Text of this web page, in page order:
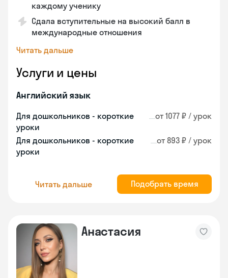
каждому ученику
Сдала вступительные на высокий балл в
международные отношения
Читать дальше
Услуги и цены
Английский язык
Для дошкольников - короткие
уроки
от 1077 ₽ / урок
Для дошкольников - короткие
уроки
от 893 ₽ / урок
Читать дальше Подобрать время
Анастасия